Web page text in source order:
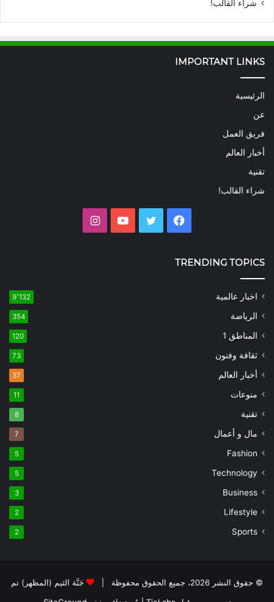
شراء القالب!
IMPORTANT LINKS
الرئيسية
عن
فريق العمل
أخبار العالم
تقنية
شراء القالب!
فيسبوك تويتر يوتيوب
TRENDING TOPICS
اخبار عالمية 9٬132
الرياضة 354
المناطق 1 120
ثقافة وفنون 73
أخبار العالم 37
منوعات 11
تقنية 8
مال و أعمال 7
Fashion
5
Technology
5
Business
3
Lifestyle
2
Sports
2
© حقوق النشر 2026، جميع الحقوق محفوظة |
جَنَّة الثيم (المظهر) تم